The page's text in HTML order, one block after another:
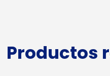
Productos